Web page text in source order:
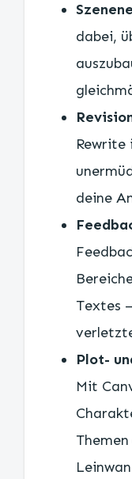
dabei,
Rewrite
deine
Textes
Plot-
Mit